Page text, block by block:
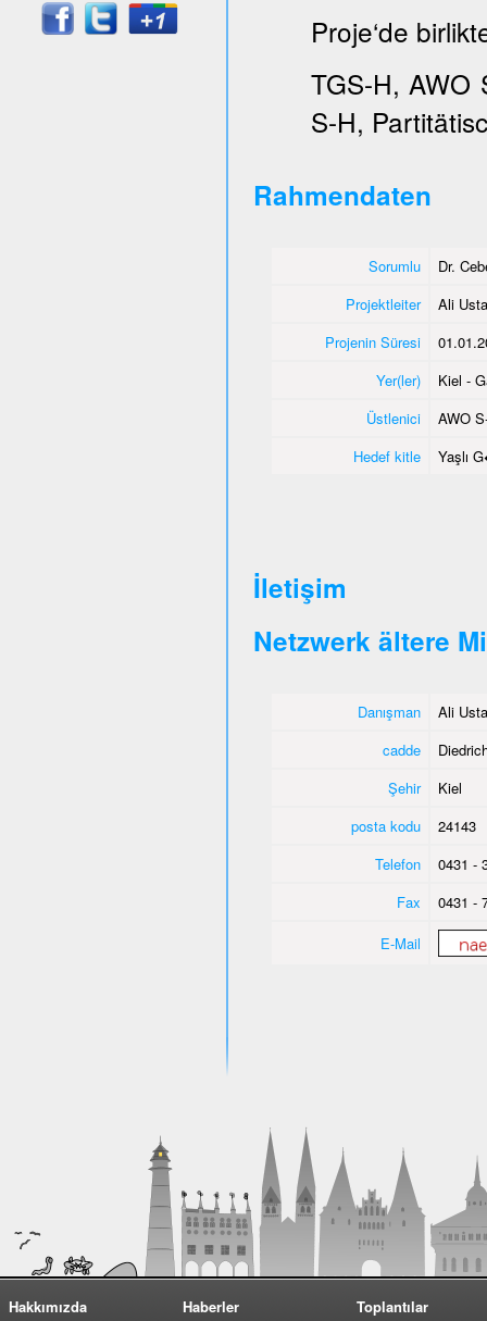
Proje‘de
TGS-H, AWO
S-H,
Rahmendaten
Sorumlu
Dr.
Projektleiter
Ali
Projenin Süresi
Yer(ler)
Kiel -
Üstlenici
AWO
Hedef kitle
Yaşlı
İletişim
Netzwerk ältere
Danışman
Ali
cadde
Şehir
Kiel
posta kodu
24143
Telefon
0431 -
Fax
0431 -
E-Mail
Hakkımızda
Haberler
Toplantılar